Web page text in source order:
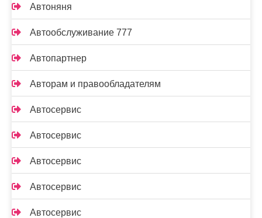
Автоняня
Автообслуживание 777
Автопартнер
Авторам и правообладателям
Автосервис
Автосервис
Автосервис
Автосервис
Автосервис